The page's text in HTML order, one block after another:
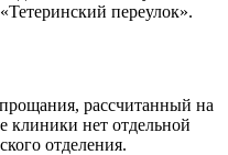
переулок».
рассчитанный на
клиники нет отдельной
отделения.